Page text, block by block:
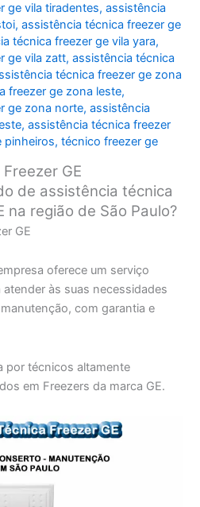
ge vila tiradentes,assistência
,assistência técnica freezer ge
técnica freezer ge vila yara,
ge vila zatt,assistência técnica
técnica freezer ge zona
freezer ge zona leste,
ge zona norte,assistência
,assistência técnica freezer
pinheiros,técnico freezer ge
GE
de assistência técnica
na região de São Paulo?
GE
oferece um serviço
às suas necessidades
com garantia e
por técnicos altamente
em Freezers da marca GE.